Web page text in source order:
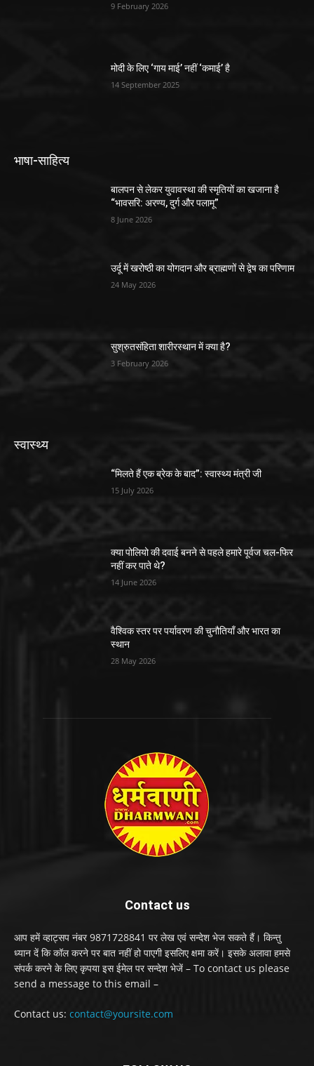
9 February 2026
मोदी के लिए ‘गाय माई’ नहीं ‘कमाई’ है
14 September 2025
भाषा-साहित्य
बालपन से लेकर युवावस्था की स्मृतियों का खजाना है
“भावसरि: अरण्य, दुर्ग और पलामू”
8 June 2026
उर्दू में खरोष्ठी का योगदान और ब्राह्मणों से द्वेष का परिणाम
24 May 2026
सुश्रुतसंहिता शारीरस्थान में क्या है?
3 February 2026
स्वास्थ्य
“मिलते हैं एक ब्रेक के बाद”: स्वास्थ्य मंत्री जी
15 July 2026
क्या पोलियो की दवाई बनने से पहले हमारे पूर्वज चल-फिर
नहीं कर पाते थे?
14 June 2026
वैश्विक स्तर पर पर्यावरण की चुनौतियाँ और भारत का
स्थान
28 May 2026
Contact us
आप हमें व्हाट्सप नंबर 9871728841 पर लेख एवं सन्देश भेज सकते हैं। किन्तु
ध्यान दें कि कॉल करने पर बात नहीं हो पाएगी इसलिए क्षमा करें। इसके अलावा हमसे
संपर्क करने के लिए कृपया इस ईमेल पर सन्देश भेजें – To contact us please
send a message to this email –
Contact us: contact@yoursite.com